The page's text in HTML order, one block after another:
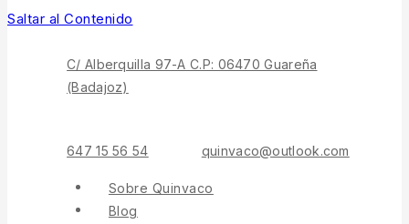
Saltar al Contenido
C/ Alberquilla 97-A C.P: 06470 Guareña
(Badajoz)
647 15 56 54 quinvaco@outlook.com
Sobre Quinvaco
Blog